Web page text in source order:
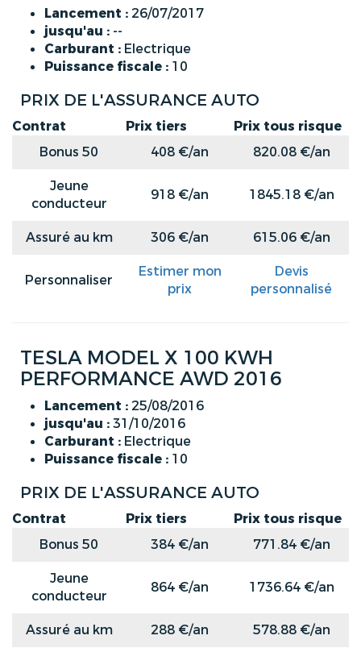
Lancement : 26/07/2017
jusqu'au : --
Carburant : Electrique
Puissance fiscale : 10
PRIX DE L'ASSURANCE AUTO
Contrat Prix tiers
Prix tous risque
Bonus 50
408 €/an
820.08 €/an
Jeune
conducteur
918 €/an 1845.18 €/an
Assuré au km 306 €/an 615.06 €/an
Personnaliser
Estimer mon
prix
Devis
personnalisé
TESLA MODEL X 100 KWH
PERFORMANCE AWD 2016
Lancement : 25/08/2016
jusqu'au :31/10/2016
Carburant : Electrique
Puissance fiscale : 10
PRIX DE L'ASSURANCE AUTO
Contrat Prix tiers
Prix tous risque
Bonus 50
384 €/an
771.84 €/an
Jeune
conducteur
864 €/an 1736.64 €/an
Assuré au km 288 €/an 578.88 €/an